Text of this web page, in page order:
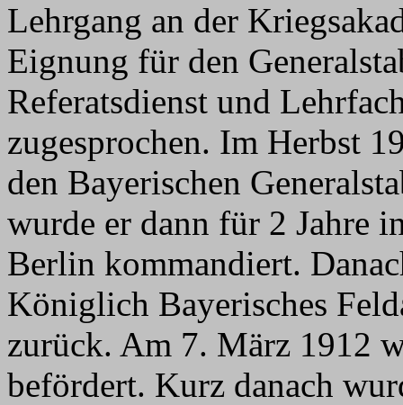
Lehrgang an der
Eignung für den
Referatsdienst und
zugesprochen. Im Herbst
den Bayerischen
wurde er dann für 2 Jahre
Berlin kommandiert.
Königlich Bayerisches
zurück. Am 7. März 1912
befördert. Kurz danach